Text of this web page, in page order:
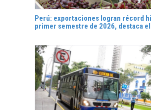
Perú: exportaciones logran récord
primer semestre de 2026, destaca